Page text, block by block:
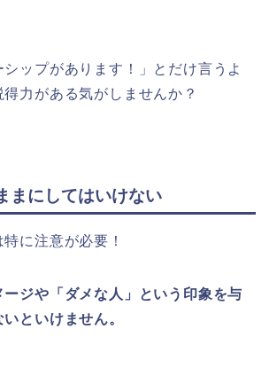
シップがあります！」とだけ言うよ
力がある気がしませんか？
まにしてはいけない
に注意が必要！
ジや「ダメな人」という印象を与
といけません。